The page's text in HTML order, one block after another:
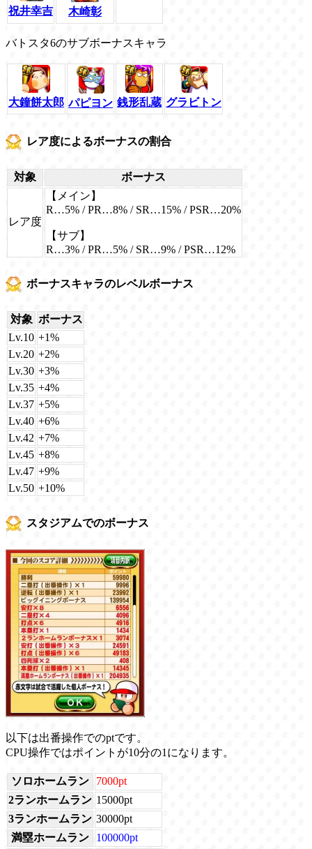
祝井幸吉 木崎彰
バトスタ6のサブボーナスキャラ
大鐘餅太郎 パピヨン 銭形乱蔵 グラビトン
レア度によるボーナスの割合
対象 ボーナス
レア度
【メイン】
R…5% / PR…8% / SR…15% / PSR…20%
【サブ】
R…3% / PR…5% / SR…9% / PSR…12%
ボーナスキャラのレベルボーナス
対象 ボーナス
Lv.10 +1%
Lv.20 +2%
Lv.30 +3%
Lv.35 +4%
Lv.37 +5%
Lv.40 +6%
Lv.42 +7%
Lv.45 +8%
Lv.47 +9%
Lv.50 +10%
スタジアムでのボーナス
以下は出番操作でのptです。
CPU操作ではポイントが10分の1になります。
ソロホームラン
7000pt
2ランホームラン 15000pt
3ランホームラン 30000pt
満塁ホームラン
100000pt